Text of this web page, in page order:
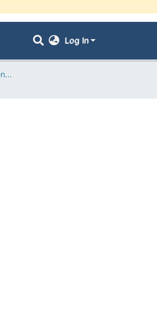
Log In
- [ VRPG-Doc-Sc] Sciences humaines et sociales --- علوم إنسانية واجتماعية